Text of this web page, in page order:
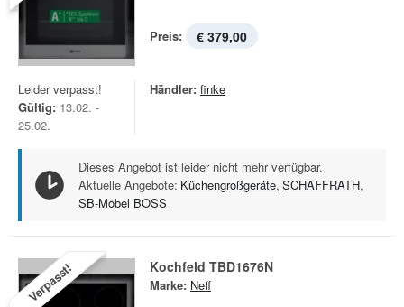
Preis: € 379,00
Leider verpasst!
Gültig: 13.02. -
25.02.
Händler: finke
Dieses Angebot ist leider nicht mehr verfügbar.
Aktuelle Angebote: Küchengroßgeräte, SCHAFFRATH,
SB-Möbel BOSS
Verpasst! Kochfeld TBD1676N
Marke: Neff